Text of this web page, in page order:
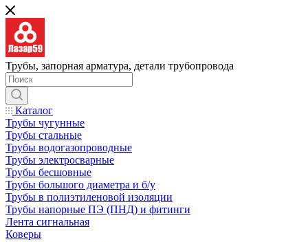
Трубы, запорная арматура, детали трубопровода
Каталог
Трубы чугунные
Трубы стальные
Трубы водогазопроводные
Трубы электросварные
Трубы бесшовные
Трубы большого диаметра и б/у
Трубы в полиэтиленовой изоляции
Трубы напорные ПЭ (ПНД) и фитинги
Лента сигнальная
Коверы